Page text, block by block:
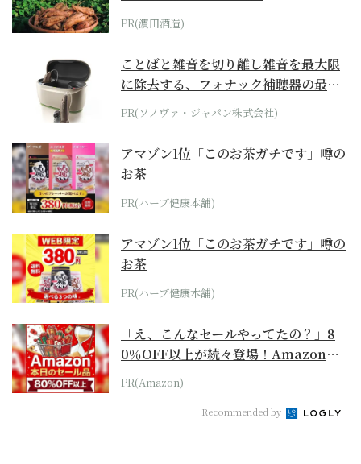
PR(濵田酒造)
ことばと雑音を切り離し雑音を最大限
に除去する、フォナック補聴器の最上
位モデル
PR(ソノヴァ・ジャパン株式会社)
アマゾン1位「このお茶ガチです」噂の
お茶
PR(ハーブ健康本舗)
アマゾン1位「このお茶ガチです」噂の
お茶
PR(ハーブ健康本舗)
「え、こんなセールやってたの？」8
0％OFF以上が続々登場！Amazonの
本気が...
PR(Amazon)
Recommended by